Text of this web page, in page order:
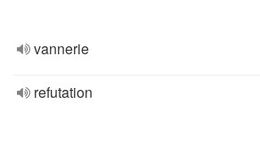
vannerie
refutation